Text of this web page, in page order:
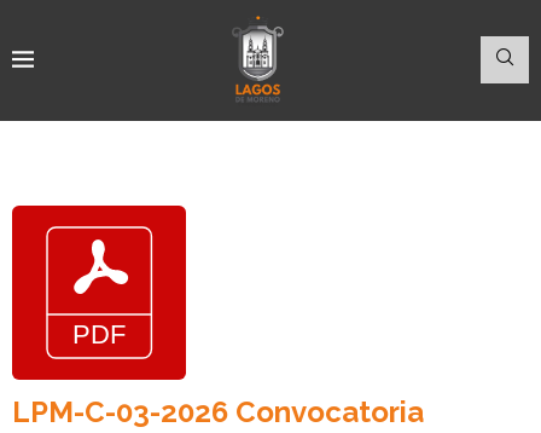
LPM-C-03-2026 Convocatoria